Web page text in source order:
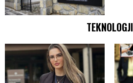
TEKNOLOGJI